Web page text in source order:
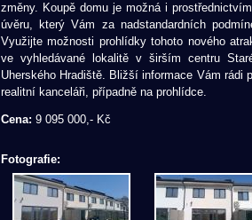
změny. Koupě domu je možná i
úvěru, který Vám za nadstandardních
Využijte možnosti prohlídky tohoto nového
ve vyhledávané lokalitě v širším centru
Uherského Hradiště. Bližší informace Vám rádi
realitní kanceláři, případně na prohlídce.
Cena: 9 095 000,- Kč
Fotografie: